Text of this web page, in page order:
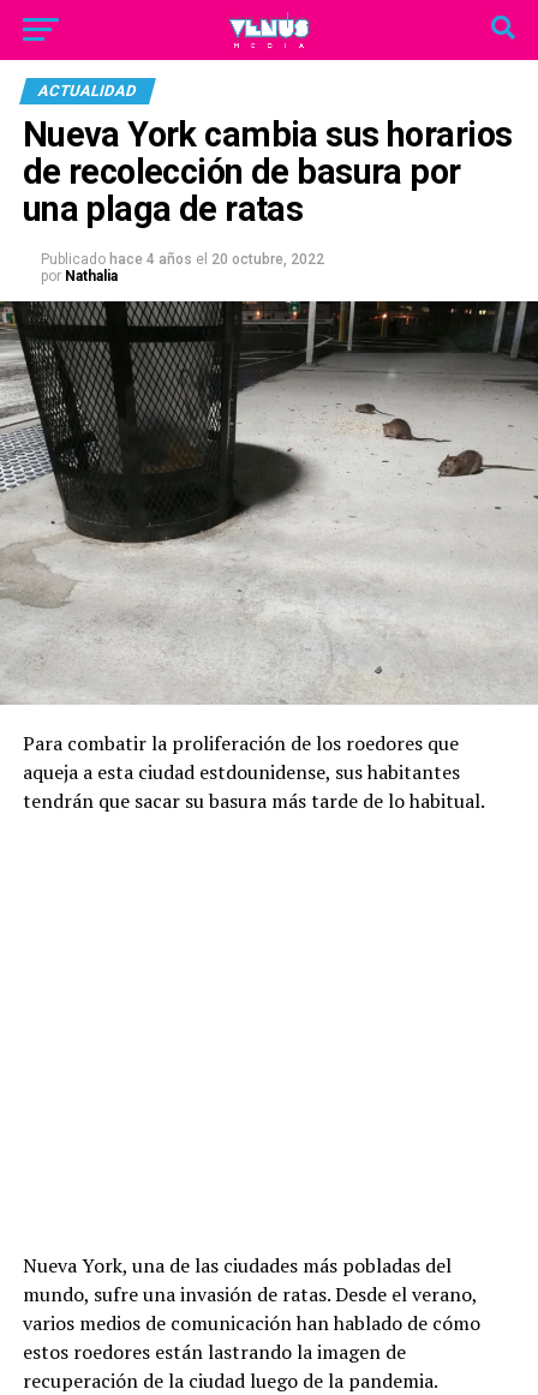
ACTUALIDAD
Nueva York cambia sus horarios
de recolección de basura por
una plaga de ratas
Publicado hace 4 años el 20 octubre, 2022
por Nathalia
Para combatir la proliferación de los roedores que
aqueja a esta ciudad estdounidense, sus habitantes
tendrán que sacar su basura más tarde de lo habitual.
Nueva York, una de las ciudades más pobladas del
mundo, sufre una invasión de ratas. Desde el verano,
varios medios de comunicación han hablado de cómo
estos roedores están lastrando la imagen de
recuperación de la ciudad luego de la pandemia.